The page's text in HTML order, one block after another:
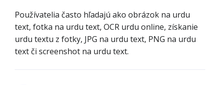
Používatelia často hľadajú ako obrázok na urdu
text, fotka na urdu text, OCR urdu online, získanie
urdu textu z fotky, JPG na urdu text, PNG na urdu
text či screenshot na urdu text.